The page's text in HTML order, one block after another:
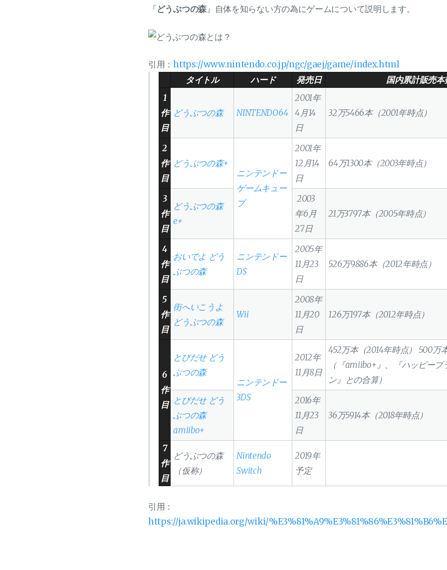
『どうぶつの森』自体を知らない方の為にゲームについて説明します。
引用：https://www.nintendo.co.jp/ngc/gaej/game/index.html
タイトル
ハード 発売日
国内累計販売本
1
作
目
どうぶつの森 NINTENDO64
2001年
4月14
日
32万5466本（2001年時点）
2
作
目
どうぶつの森+
ニンテンドー
ゲームキュー
ブ
2001年
12月14
日
64万1300本（2003年時点）
3
作
目
どうぶつの森
e+
2003
年6月
27日
21万3797本（2005年時点）
4
作
目
おいでよ どう
ぶつの森
ニンテンドー
DS
2005年
11月23
日
526万9886本（2012年時点）
5
作
目
街へいこうよ
どうぶつの森
Wii
2008年
11月20
日
126万197本（2012年時点）
6
作
目
とびだせ どう
ぶつの森
ニンテンドー
3DS
2012年
11月8日
452万本（2014年時点） 500万
（『amiibo+』、『ハッピー
ン』との合算）
とびだせ どう
ぶつの森
amiibo+
2016年
11月23
日
36万5914本（2018年時点）
7
作
目
どうぶつの森
（仮称）
Nintendo
Switch
2019年
予定
引用：
https://ja.wikipedia.org/wiki/